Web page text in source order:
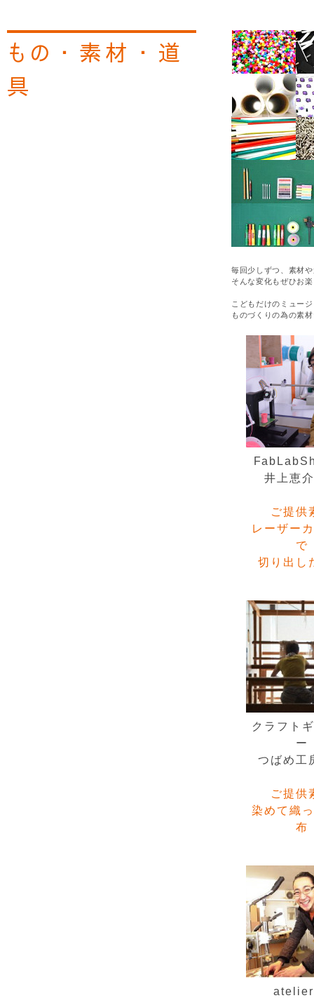
もの・素材・道
具
毎回少しずつ、素材
そんな変化もぜひお
こどもだけのミュー
ものづくりの為の素
井上恵
ご提供
レーザー
で
切り出し
クラフト
ー
つばめ工
ご提供
染めて織
布